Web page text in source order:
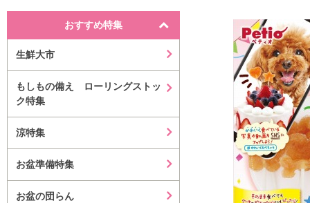
おすすめ特集
生鮮大市
もしもの備え ローリングストッ
ク特集
涼特集
お盆準備特集
お盆の団らん